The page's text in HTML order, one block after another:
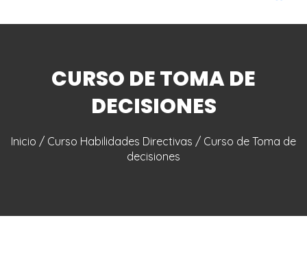
CURSO DE TOMA DE
DECISIONES
Inicio / Curso Habilidades Directivas / Curso de Toma de
decisiones